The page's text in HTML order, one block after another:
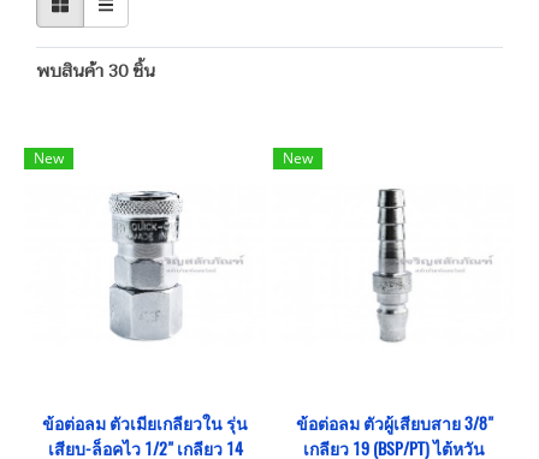
พบสินค้า 30 ชิ้น
New
ข้อต่อลม ตัวเมียเกลียวใน รุ่น
เสียบ-ล็อคไว 1/2" เกลียว 14
New
ข้อต่อลม ตัวผู้เสียบสาย 3/8"
เกลียว 19 (BSP/PT) ไต้หวัน